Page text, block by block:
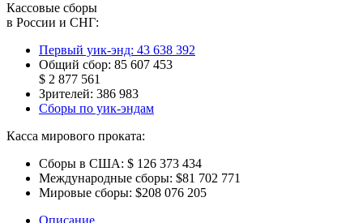
Кассовые сборы
в России и СНГ:
Первый уик-энд: 43 638 392
Общий сбор: 85 607 453
$ 2 877 561
Зрителей: 386 983
Сборы по уик-эндам
Касса мирового проката:
Сборы в США: $ 126 373 434
Международные сборы: $81 702 771
Мировые сборы: $208 076 205
Описание